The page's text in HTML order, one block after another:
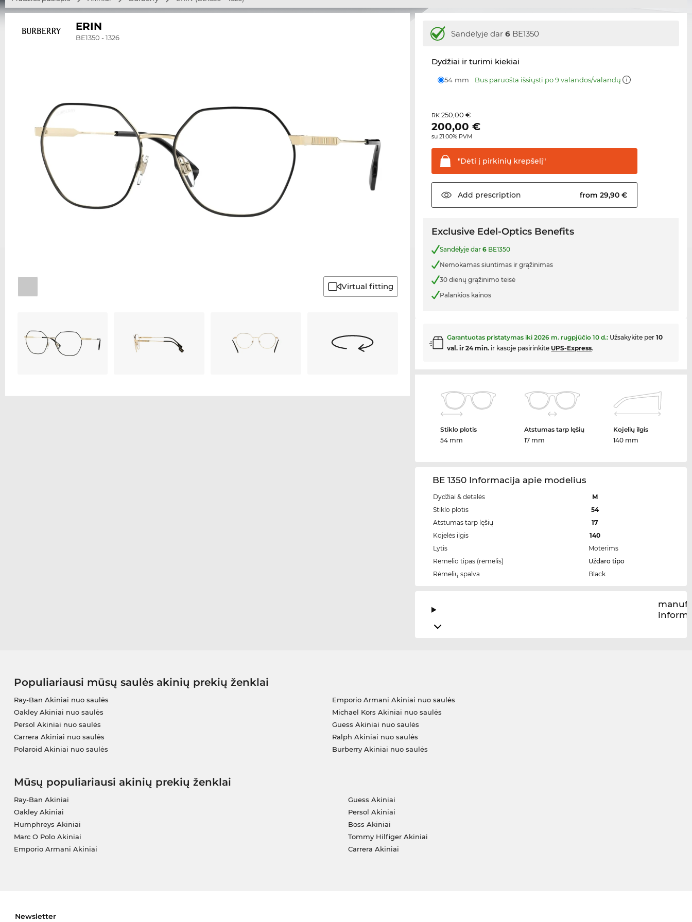
ERIN
BE1350 - 1326
Virtual fitting
Sandėlyje dar6 BE1350
Dydžiai ir turimi kiekiai
54 mm Bus paruošta išsiųsti po 9 valandos/valandų
RK250,00 €
200,00 €
su 21.00% PVM
"Dėti į pirkinių krepšelį"
Add prescription from 29,90 €
Exclusive Edel-Optics Benefits
Sandėlyje dar6 BE1350
Nemokamas siuntimas ir grąžinimas
30 dienų grąžinimo teisė
Palankios kainos
Garantuotas pristatymas iki2026 m. rugpjūčio 10 d.: Užsakykite per10
val. ir 24 min. ir kasoje pasirinkite UPS-Express.
Stiklo plotis
54 mm
Atstumas tarp lęšių
17 mm
Kojelių ilgis
140 mm
BE 1350 Informacija apie modelius
Dydžiai & detalės
M
Stiklo plotis
54
Atstumas tarp lęšių
17
Kojelės ilgis
140
Lytis
Moterims
Rėmelio tipas (rėmelis)
Uždaro tipo
Rėmelių spalva
Black
Populiariausi mūsų saulės akinių prekių ženklai
Ray-Ban Akiniai nuo saulės
Oakley Akiniai nuo saulės
Persol Akiniai nuo saulės
Carrera Akiniai nuo saulės
Polaroid Akiniai nuo saulės
Emporio Armani Akiniai nuo saulės
Michael Kors Akiniai nuo saulės
Guess Akiniai nuo saulės
Ralph Akiniai nuo saulės
Burberry Akiniai nuo saulės
Mūsų populiariausi akinių prekių ženklai
Ray-Ban Akiniai
Oakley Akiniai
Humphreys Akiniai
Marc O Polo Akiniai
Emporio Armani Akiniai
Guess Akiniai
Persol Akiniai
Boss Akiniai
Tommy Hilfiger Akiniai
Carrera Akiniai
Newsletter